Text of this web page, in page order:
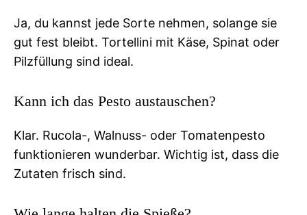
Ja, du kannst jede Sorte nehmen, solange sie
gut fest bleibt. Tortellini mit Käse, Spinat oder
Pilzfüllung sind ideal.
Kann ich das Pesto austauschen?
Klar. Rucola-, Walnuss- oder Tomatenpesto
funktionieren wunderbar. Wichtig ist, dass die
Zutaten frisch sind.